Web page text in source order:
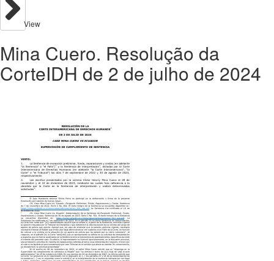
View
Mina Cuero. Resolução da
CorteIDH de 2 de julho de 2024